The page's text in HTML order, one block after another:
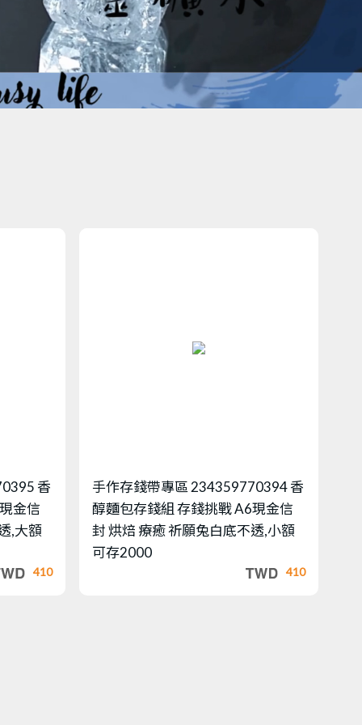
香
金信
,大額
410
手作存錢帶專區 234359770394 香
醇麵包存錢組 存錢挑戰 A6現金信
封 烘焙 療癒 祈願兔白底不透,小額
可存2000
410